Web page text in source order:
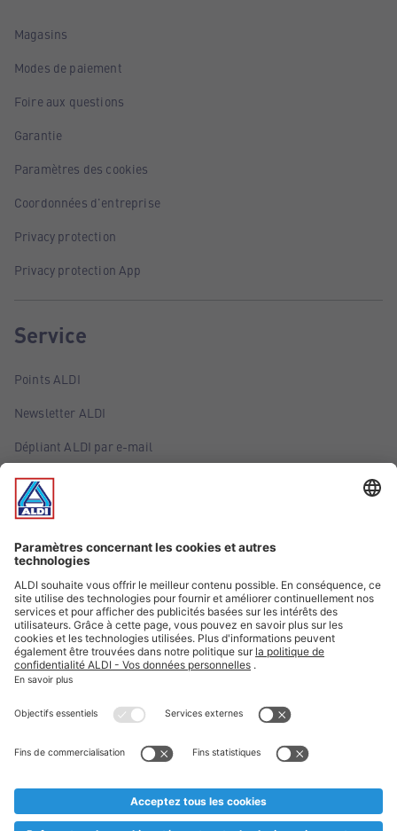
Magasins
Modes de paiement
Foire aux questions
Garantie
Paramètres des cookies
Coordonnées d'entreprise
Privacy protection
Privacy protection App
Service
Points ALDI
Newsletter ALDI
Dépliant ALDI par e-mail
Offres
Infos essentielles
Suivez ALDI Belgique
Textes marqués d'un astérisque et mentions légales
* Nous vendons ces articles temporairement et jusqu'à
au cas où, malgré le planning bien étudié, nous serions
prématurément en rupture de stock. Prix Recupel et TVA incl.
** Sur ce site, l’utilisation de la forme masculine a été adoptée